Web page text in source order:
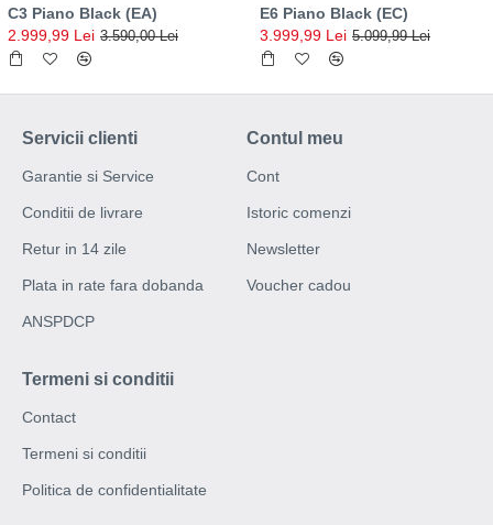
C3 Piano Black (EA)
2.999,99 Lei 3.590,00 Lei
E6 Piano Black (EC)
3.999,99 Lei 5.099,99 Lei
Servicii clienti
Garantie si Service
Conditii de livrare
Retur in 14 zile
Plata in rate fara dobanda
ANSPDCP
Contul meu
Cont
Istoric comenzi
Newsletter
Voucher cadou
Termeni si conditii
Contact
Termeni si conditii
Politica de confidentialitate